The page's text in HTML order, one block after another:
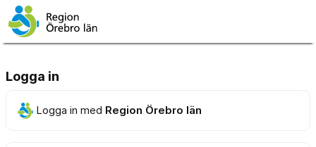
Logga in
Logga in med Region Örebro län